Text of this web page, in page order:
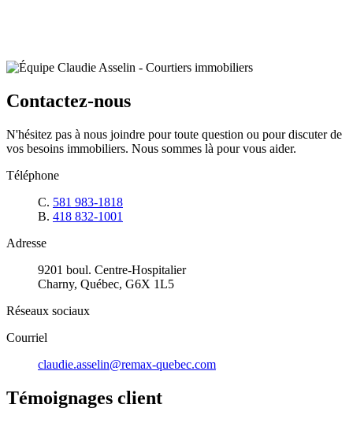
Contactez-nous
N'hésitez pas à nous joindre pour toute question ou pour discuter de
vos besoins immobiliers. Nous sommes là pour vous aider.
Téléphone
C. 581 983-1818
B. 418 832-1001
Adresse
9201 boul. Centre-Hospitalier
Charny, Québec, G6X 1L5
Réseaux sociaux
Courriel
claudie.asselin@remax-quebec.com
Témoignages client